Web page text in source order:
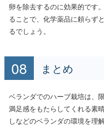
卵を除去するのに効果的です
ることで、化学薬品に頼らず
るでしょう。
まとめ
ベランダでのハーブ栽培は、
満足感をもたらしてくれる素
しなどのベランダの環境を理